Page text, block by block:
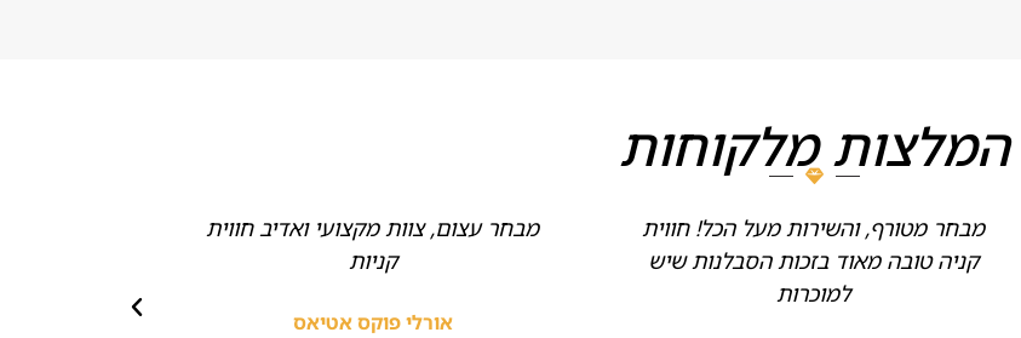
המלצות מלקוחות
מבחר מטורף, והשירות מעל הכל! חווית
קניה טובה מאוד בזכות הסבלנות שיש
למוכרות
מבחר עצום, צוות מקצועי ואדיב חווית
קניות
אורלי פוקס אטיאס